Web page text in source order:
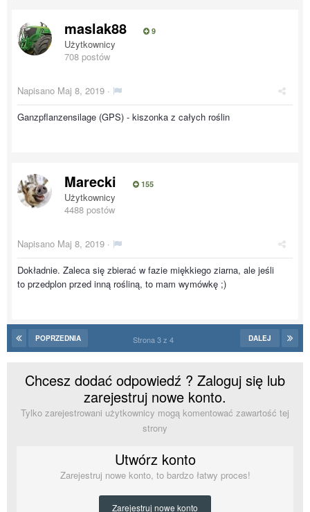
maslak88 9
Użytkownicy
708 postów
Napisano Maj 8, 2019 ·
Ganzpflanzensilage (GPS) - kiszonka z całych roślin
Marecki 155
Użytkownicy
4488 postów
Napisano Maj 8, 2019 ·
Dokładnie. Zaleca się zbierać w fazie miękkiego ziarna, ale jeśli
to przedplon przed inną rośliną, to mam wymówkę ;)
POPRZEDNIA DALEJ
Strona 3 z 4
Chcesz dodać odpowiedź ? Zaloguj się lub
zarejestruj nowe konto.
Tylko zarejestrowani użytkownicy mogą komentować zawartość tej
strony
Utwórz konto
Zarejestruj nowe konto, to bardzo łatwy proces!
Zarejestruj nowe konto